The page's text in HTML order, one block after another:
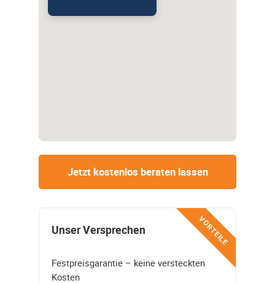
Jetzt kostenlos beraten lassen
VORTEILE
Unser Versprechen
Festpreisgarantie – keine versteckten
Kosten